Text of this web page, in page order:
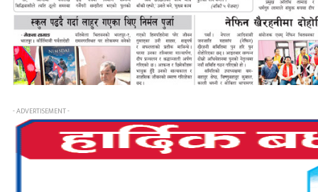
- ADVERTISEMENT -